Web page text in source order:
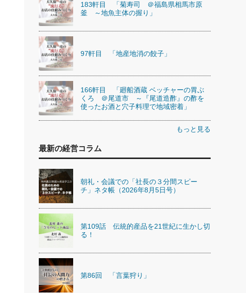
183軒目 「菊寿司 ＠福島県相馬市原
釜 ～地魚主体の握り」
97軒目 「地産地消の餃子」
166軒目 「廻船酒蔵 ベッチャーの胃ぶ
くろ ＠尾道市 ～『尾道造酢』の酢を
使ったお酒と穴子料理で地域密着」
もっと見る
最新の経営コラム
朝礼・会議での「社長の３分間スピー
チ」ネタ帳（2026年8月5日号）
第109話 伝統的産品を21世紀に生かし切
る！
第86回 「言葉狩り」